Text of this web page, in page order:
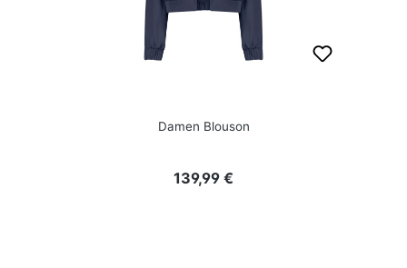
Damen Blouson
Regulärer Preis:
139,99 €